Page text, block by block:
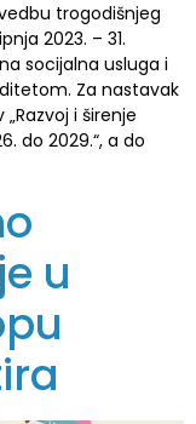
trogodišnjeg
2023. – 31.
socijalna usluga i
Za nastavak
i širenje
do 2029.“, a do
u